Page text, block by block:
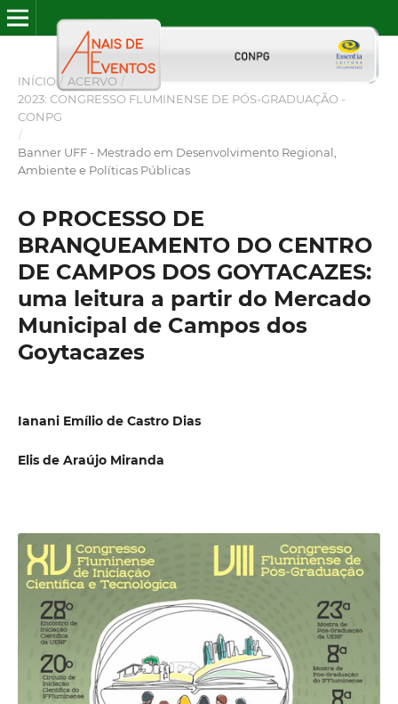
INÍCIO / ACERVO /
2023: CONGRESSO FLUMINENSE DE PÓS-GRADUAÇÃO -
CONPG
/
Banner UFF - Mestrado em Desenvolvimento Regional,
Ambiente e Políticas Públicas
O PROCESSO DE
BRANQUEAMENTO DO CENTRO
DE CAMPOS DOS GOYTACAZES:
uma leitura a partir do Mercado
Municipal de Campos dos
Goytacazes
Ianani Emílio de Castro Dias
Elis de Araújo Miranda